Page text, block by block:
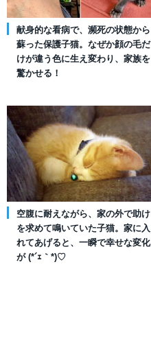
献身的な看病で、瀕死の状態から
蘇った保護子猫。なぜか顔の毛だ
けが違う色に生え変わり、家族を
驚かせる！
空腹に耐えながら、家の外で助け
を求めて鳴いていた子猫。家に入
れてあげると、一瞬で幸せな変化
が (*´ｪ｀*)♡